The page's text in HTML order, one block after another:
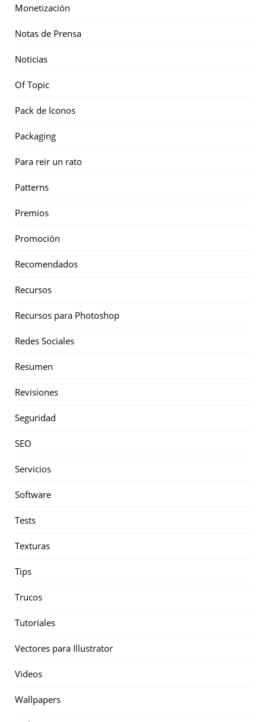
Monetización
Notas de Prensa
Noticias
Of Topic
Pack de Iconos
Packaging
Para reir un rato
Patterns
Premios
Promoción
Recomendados
Recursos
Recursos para Photoshop
Redes Sociales
Resumen
Revisiones
Seguridad
SEO
Servicios
Software
Tests
Texturas
Tips
Trucos
Tutoriales
Vectores para Illustrator
Videos
Wallpapers